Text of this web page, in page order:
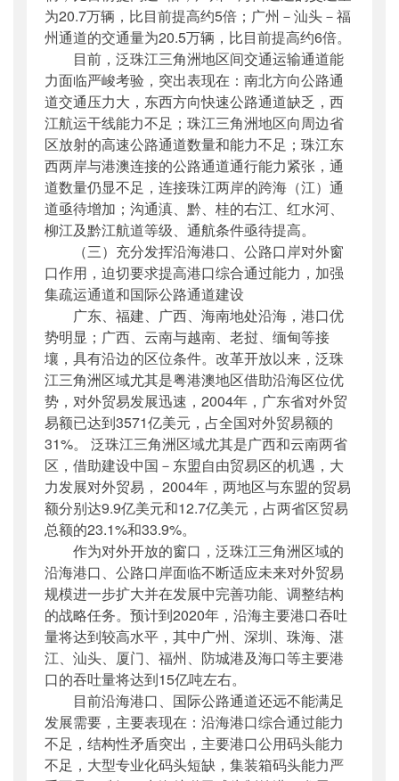
为20.7万辆，比目前提高约5倍；广州－汕头－福
州通道的交通量为20.5万辆，比目前提高约6倍。
目前，泛珠江三角洲地区间交通运输通道能
力面临严峻考验，突出表现在：南北方向公路通
道交通压力大，东西方向快速公路通道缺乏，西
江航运干线能力不足；珠江三角洲地区向周边省
区放射的高速公路通道数量和能力不足；珠江东
西两岸与港澳连接的公路通道通行能力紧张，通
道数量仍显不足，连接珠江两岸的跨海（江）通
道亟待增加；沟通滇、黔、桂的右江、红水河、
柳江及黔江航道等级、通航条件亟待提高。
（三）充分发挥沿海港口、公路口岸对外窗
口作用，迫切要求提高港口综合通过能力，加强
集疏运通道和国际公路通道建设
广东、福建、广西、海南地处沿海，港口优
势明显；广西、云南与越南、老挝、缅甸等接
壤，具有沿边的区位条件。改革开放以来，泛珠
江三角洲区域尤其是粤港澳地区借助沿海区位优
势，对外贸易发展迅速，2004年，广东省对外贸
易额已达到3571亿美元，占全国对外贸易额的
31%。 泛珠江三角洲区域尤其是广西和云南两省
区，借助建设中国－东盟自由贸易区的机遇，大
力发展对外贸易， 2004年，两地区与东盟的贸易
额分别达9.9亿美元和12.7亿美元，占两省区贸易
总额的23.1%和33.9%。
作为对外开放的窗口，泛珠江三角洲区域的
沿海港口、公路口岸面临不断适应未来对外贸易
规模进一步扩大并在发展中完善功能、调整结构
的战略任务。预计到2020年，沿海主要港口吞吐
量将达到较高水平，其中广州、深圳、珠海、湛
江、汕头、厦门、福州、防城港及海口等主要港
口的吞吐量将达到15亿吨左右。
目前沿海港口、国际公路通道还远不能满足
发展需要，主要表现在：沿海港口综合通过能力
不足，结构性矛盾突出，主要港口公用码头能力
不足，大型专业化码头短缺，集装箱码头能力严